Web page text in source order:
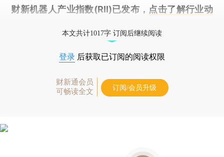
财新机器人产业指数(RII)已发布， 点击了解行业动
本文共计1017字 订阅后继续阅读
登录 后获取已订阅的阅读权限
财新通会员
可畅读全文
订阅/会员升级